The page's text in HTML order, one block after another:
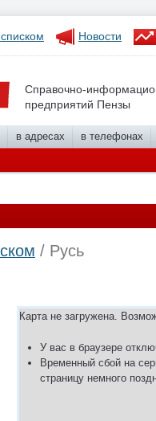
Новости
Справочно-
предприятий Пензы
в адресах в телефонах
/ Русь
Карта не загружена.
У вас в браузере
Временный сбой на
страницу немного